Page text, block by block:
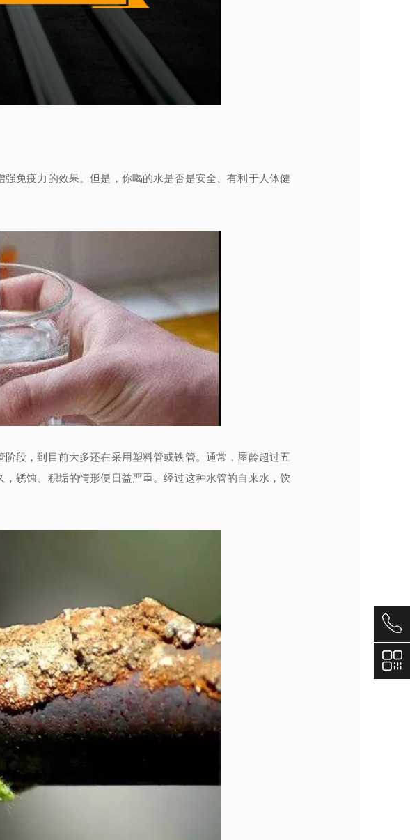
免疫力的效果。但是，你喝的水是否是安全、有利于人体健
段，到目前大多还在采用塑料管或铁管。通常，屋龄超过五
锈蚀、积垢的情形便日益严重。经过这种水管的自来水，饮